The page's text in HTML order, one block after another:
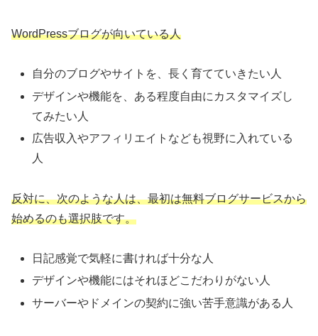
WordPressブログが向いている人
自分のブログやサイトを、長く育てていきたい人
デザインや機能を、ある程度自由にカスタマイズし
てみたい人
広告収入やアフィリエイトなども視野に入れている
人
反対に、次のような人は、最初は無料ブログサービスから
始めるのも選択肢です。
日記感覚で気軽に書ければ十分な人
デザインや機能にはそれほどこだわりがない人
サーバーやドメインの契約に強い苦手意識がある人